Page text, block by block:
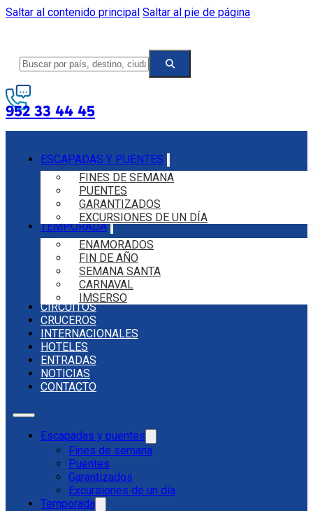
Saltar al contenido principal Saltar al pie de página
952 33 44 45
ESCAPADAS Y PUENTES
FINES DE SEMANA
PUENTES
GARANTIZADOS
EXCURSIONES DE UN DÍA
TEMPORADA
ENAMORADOS
FIN DE AÑO
SEMANA SANTA
CARNAVAL
IMSERSO
CIRCUITOS
CRUCEROS
INTERNACIONALES
HOTELES
ENTRADAS
NOTICIAS
CONTACTO
Escapadas y puentes
Fines de semana
Puentes
Garantizados
Excursiones de un día
Temporada